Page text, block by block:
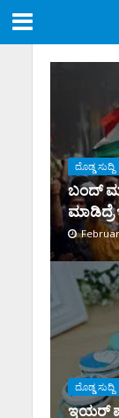
ದೊಡ್ಡ ಸುದ್ದಿ
ಬಂದ್
ಮಾಡಿದ್ರೆ
ದೊಡ್ಡ ಸುದ್ದಿ
ಇಯರ್